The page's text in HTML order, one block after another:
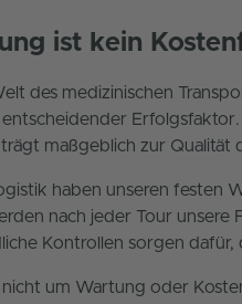
ist kein
des medizinischen
trägt maßgeblich zur
haben unseren festen
nach jeder Tour
Kontrollen sorgen dafür,
um Wartung oder